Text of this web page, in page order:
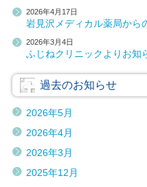
2026年4月17日
岩見沢メディカル薬局から
2026年3月4日
ふじねクリニックよりお知
過去のお知らせ
2026年5月
2026年4月
2026年3月
2025年12月